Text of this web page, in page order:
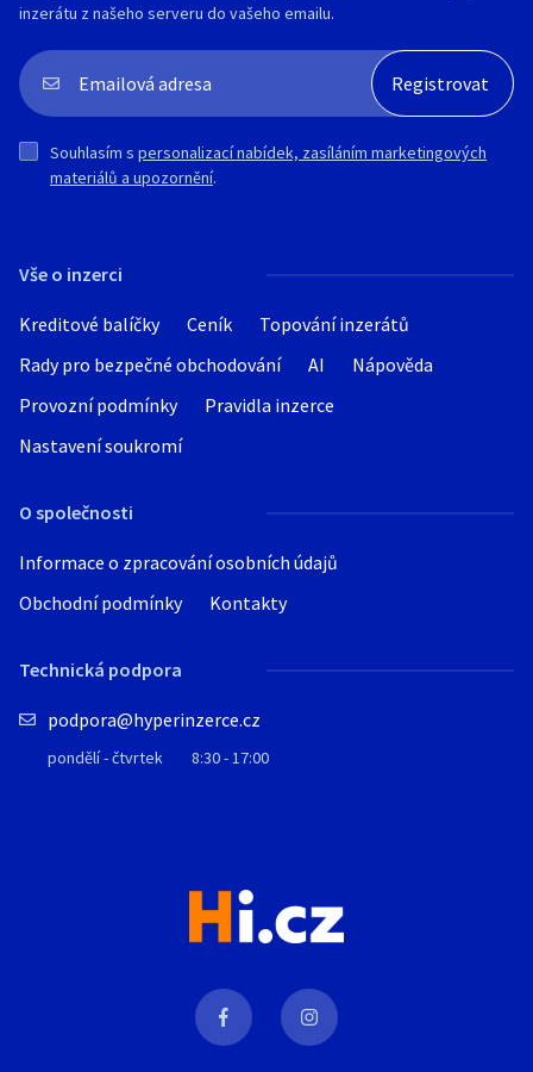
Vše o inzerci
Kreditové balíčky Ceník
Topování inzerátů
Rady pro bezpečné obchodování
AI
Nápověda
Provozní podmínky
Pravidla inzerce
Nastavení soukromí
O společnosti
Informace o zpracování osobních údajů
Obchodní podmínky
Kontakty
Technická podpora
podpora@hyperinzerce.cz
pondělí - čtvrtek 8:30 - 17:00
inzerátu z našeho serveru do vašeho emailu.
Souhlasím s personalizací nabídek, zasíláním marketingových
materiálů a upozornění.